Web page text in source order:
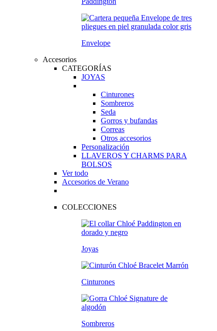
Envelope
Accesorios
CATEGORÍAS
JOYAS
Cinturones
Sombreros
Seda
Gorros y bufandas
Correas
Otros accesorios
Personalización
LLAVEROS Y CHARMS PARA
BOLSOS
Ver todo
Accesorios de Verano
COLECCIONES
Joyas
Cinturones
Sombreros